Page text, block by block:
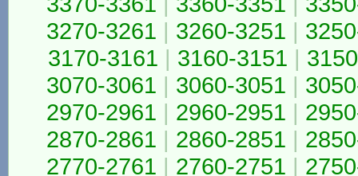
3270-3261 | 3260-3251 |
3170-3161 | 3160-3151 |
3070-3061 | 3060-3051 |
2970-2961 | 2960-2951 |
2870-2861 | 2860-2851 |
2770-2761 | 2760-2751 |